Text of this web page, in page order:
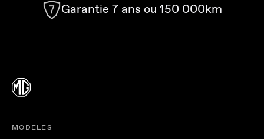
Garantie 7 ans ou 150 000km
MODÈLES